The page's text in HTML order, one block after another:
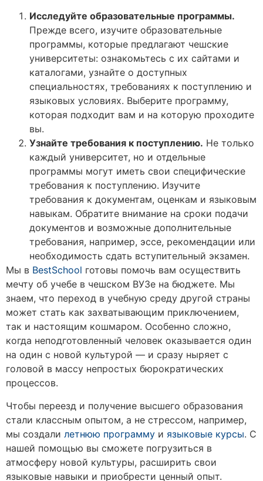
Исследуйте образовательные программы.
Прежде всего, изучите образовательные
программы, которые предлагают чешские
университеты: ознакомьтесь с их сайтами и
каталогами, узнайте о доступных
специальностях, требованиях к поступлению и
языковых условиях. Выберите программу,
которая подходит вам и на которую проходите
вы.
Узнайте требования к поступлению. Не только
каждый университет, но и отдельные
программы могут иметь свои специфические
требования к поступлению. Изучите
требования к документам, оценкам и языковым
навыкам. Обратите внимание на сроки подачи
документов и возможные дополнительные
требования, например, эссе, рекомендации или
необходимость сдать вступительный экзамен.
Мы в BestSchool готовы помочь вам осуществить
мечту об учебе в чешском ВУЗе на бюджете. Мы
знаем, что переход в учебную среду другой страны
может стать как захватывающим приключением,
так и настоящим кошмаром. Особенно сложно,
когда неподготовленный человек оказывается один
на один с новой культурой — и сразу ныряет с
головой в массу непростых бюрократических
процессов.
Чтобы переезд и получение высшего образования
стали классным опытом, а не стрессом, например,
мы создали летнюю программу и языковые курсы. С
нашей помощью вы сможете погрузиться в
атмосферу новой культуры, расширить свои
языковые навыки и приобрести ценный опыт.